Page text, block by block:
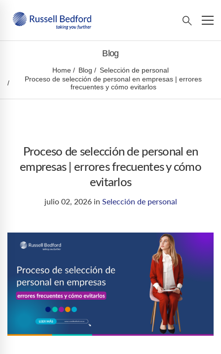
Blog
Home Blog
Selección de personal
Proceso de selección de personal en empresas | errores
frecuentes y cómo evitarlos
Proceso de selección de personal en
empresas | errores frecuentes y cómo
evitarlos
julio 02, 2026in Selección de personal